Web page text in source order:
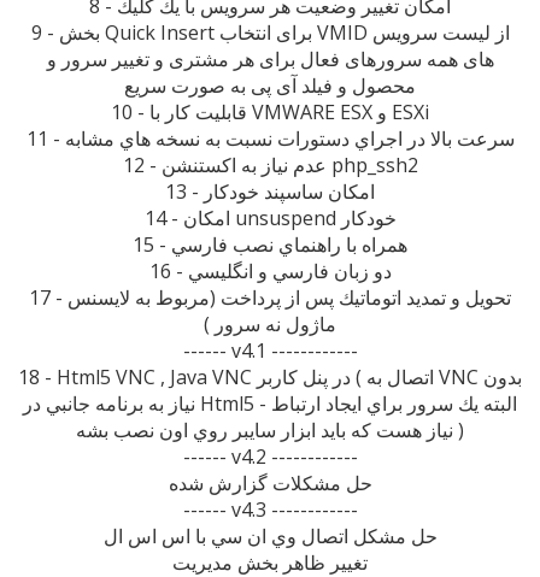
8 - امکان تغییر وضعیت هر سرویس با يك كليك
9 - بخش Quick Insert برای انتخاب VMID از لیست سرویس
های همه سرورهای فعال برای هر مشتری و تغییر سرور و
محصول و فیلد آی پی به صورت سریع
10 - قابلیت کار با VMWARE ESX و ESXi
11 - سرعت بالا در اجراي دستورات نسبت به نسخه هاي مشابه
12 - عدم نیاز به اکستنشن php_ssh2
13 - امکان ساسپند خودکار
14 - امکان unsuspend خودکار
15 - همراه با راهنماي نصب فارسي
16 - دو زبان فارسي و انگليسي
17 - تحويل و تمديد اتوماتيك پس از پرداخت (مربوط به لايسنس
ماژول نه سرور )
------ v4.1 ------------
18 - Html5 VNC , Java VNC در پنل كاربر ( اتصال به VNC بدون
نياز به برنامه جانبي در Html5 - البته يك سرور براي ايجاد ارتباط
نياز هست كه بايد ابزار سايبر روي اون نصب بشه )
------ v4.2 ------------
حل مشكلات گزارش شده
------ v4.3 ------------
حل مشكل اتصال وي ان سي با اس اس ال
تغيير ظاهر بخش مديريت